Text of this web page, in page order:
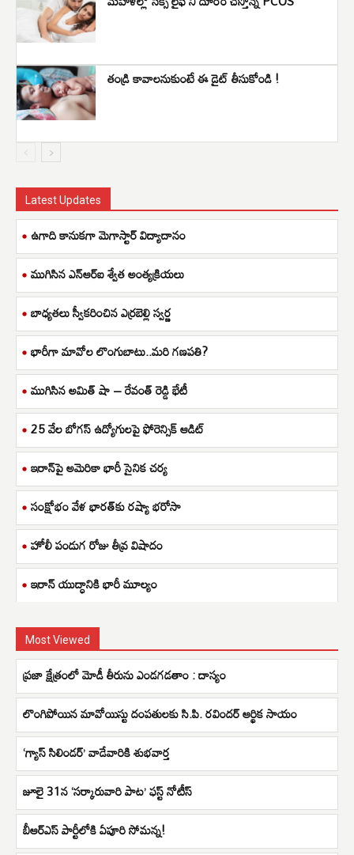
తండ్రి కావాలనుకుంటే ఈ డైట్ తీసుకోండి !
Latest Updates
ఉగాది కానుకగా మెగాస్టార్ విద్యాదానం
ముగిసిన ఎన్ఆర్ఐ శ్వేత అంత్యక్రియలు
బాధ్యతలు స్వీకరించిన ఎర్రబెల్లి స్వర్ణ
భారీగా మావోల లొంగుబాటు..మరి గణపతి?
ముగిసిన అమిత్ షా – రేవంత్ రెడ్డి భేటీ
25 వేల బోగస్ ఉద్యోగులపై ఫోరెన్సిక్ ఆడిట్
ఇరాన్‌పై అమెరికా భారీ సైనిక చర్య
సంక్షోభం వేళ భారత్‌కు రష్యా భరోసా
హోలీ పండుగ రోజు తీవ్ర విషాదం
ఇరాన్ యుద్ధానికి భారీ మూల్యం
Most Viewed
ప్రజా క్షేత్రంలో మోడీ తీరును ఎండగడతాం : దాస్యం
లొంగిపోయిన మావోయిస్టు దంపతులకు సి.పి. రవిందర్ ఆర్థిక సాయం
‘గ్యాస్ సిలిండర్’ వాడేవారికి శుభవార్త
జూలై 31న ‘సర్కారువారి పాట’ ఫస్ట్‌ నోటీస్‌
బీఆర్ఎస్ పార్టీలోకి ఏపూరి సోమన్న!